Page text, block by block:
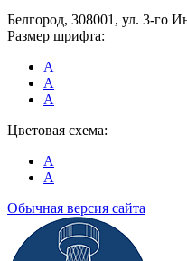
Белгород, 308001, ул. 3-го
Размер шрифта:
A
A
A
Цветовая схема:
A
A
Обычная версия сайта